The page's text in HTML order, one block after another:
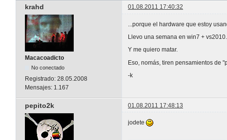
krahd 01.08.2011 17:40:32
Macacoadicto
No conectado
Registrado: 28.05.2008
Mensajes: 1.167
...porque el hardware que estoy
Llevo una semana en win7 + vs2010.
Y me quiero matar.
Eso, nomás, tiren pensamientos de
-k
pepito2k 01.08.2011 17:48:13
jodete